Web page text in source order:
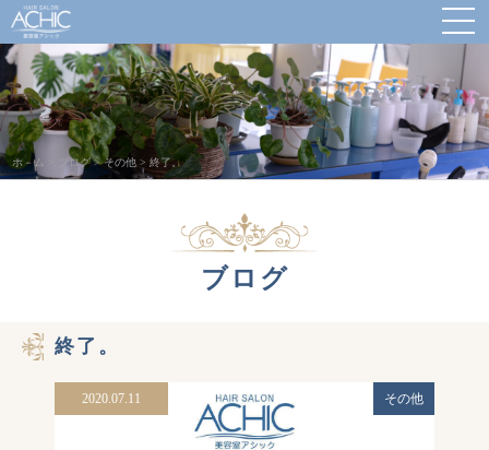
ホ－ム ブログ>その他 >終了。
ブログ
終了。
2020.07.11 その他